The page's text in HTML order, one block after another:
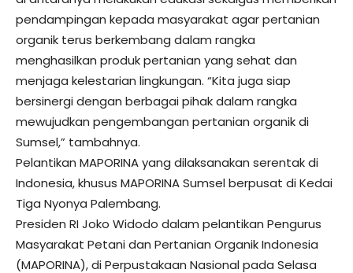
pendampingan kepada masyarakat agar pertanian
organik terus berkembang dalam rangka
menghasilkan produk pertanian yang sehat dan
menjaga kelestarian lingkungan. “Kita juga siap
bersinergi dengan berbagai pihak dalam rangka
mewujudkan pengembangan pertanian organik di
Sumsel,” tambahnya.
Pelantikan MAPORINA yang dilaksanakan serentak di
Indonesia, khusus MAPORINA Sumsel berpusat di Kedai
Tiga Nyonya Palembang.
Presiden RI Joko Widodo dalam pelantikan Pengurus
Masyarakat Petani dan Pertanian Organik Indonesia
(MAPORINA), di Perpustakaan Nasional pada Selasa